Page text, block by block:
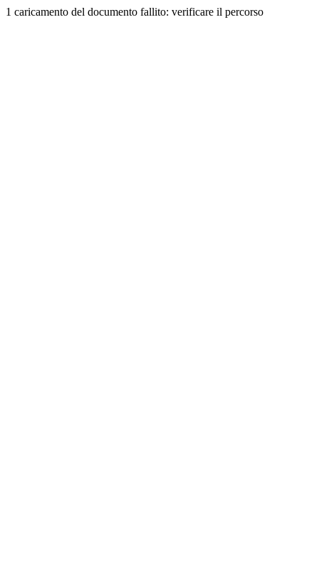
1 caricamento del documento fallito: verificare il percorso